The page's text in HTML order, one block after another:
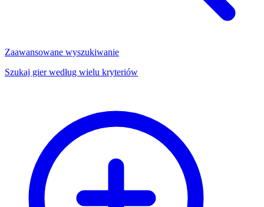
Zaawansowane wyszukiwanie
Szukaj gier według wielu kryteriów